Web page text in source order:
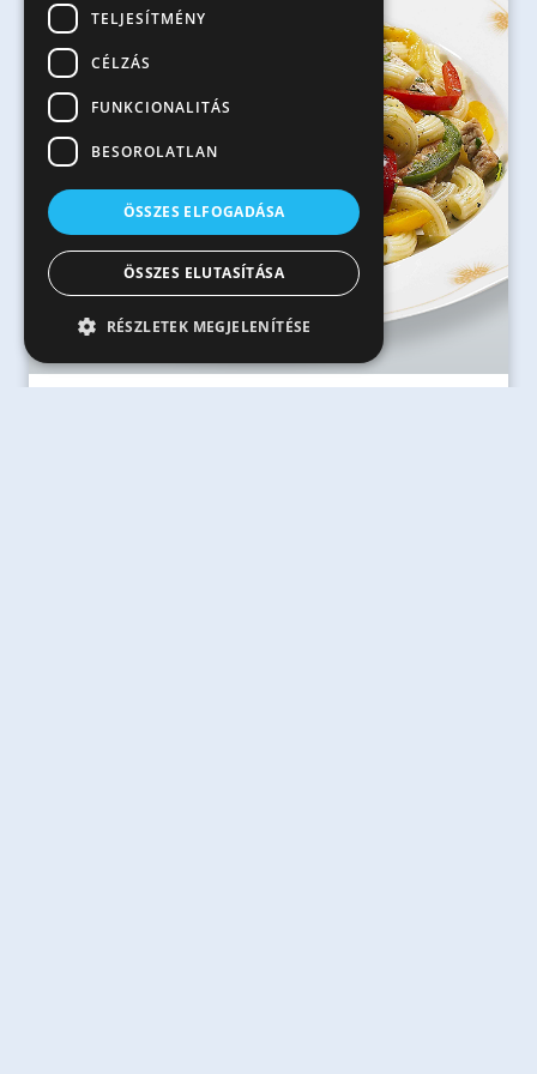
TELJESÍTMÉNY
CÉLZÁS
FUNKCIONALITÁS
BESOROLATLAN
ÖSSZES ELFOGADÁSA
ÖSSZES ELUTASÍTÁSA
RÉSZLETEK MEGJELENÍTÉSE